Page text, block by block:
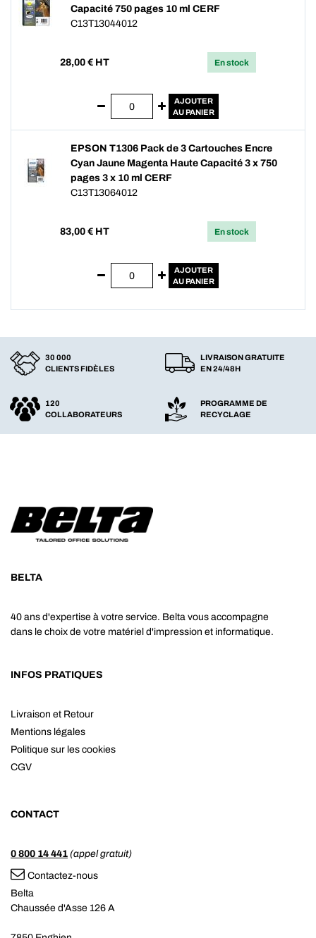
Capacité 750 pages 10 ml CERF
C13T13044012
28,00 € HT En stock
AJOUTER
AU PANIER
EPSON T1306 Pack de 3 Cartouches Encre
Cyan Jaune Magenta Haute Capacité 3 x 750
pages 3 x 10 ml CERF
C13T13064012
83,00 € HT En stock
AJOUTER
AU PANIER
30 000
CLIENTS FIDÈLES
LIVRAISON GRATUITE
EN 24/48H
120
COLLABORATEURS
PROGRAMME DE
RECYCLAGE
BELTA
40 ans d'expertise à votre service. Belta vous accompagne
dans le choix de votre matériel d'impression et informatique.
INFOS PRATIQUES
Livraison et Retour
Mentions légales
Politique sur les cookies
CGV
CONTACT
0 800 14 441 (appel gratuit)
Contactez-nous
Belta
Chaussée d'Asse 126 A